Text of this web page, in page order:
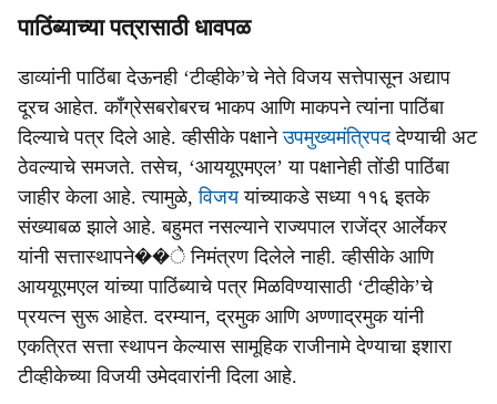
पाठिंब्याच्या पत्रासाठी धावपळ
डाव्यांनी पाठिंबा देऊनही ‘टीव्हीके’चे नेते विजय सत्तेपासून अद्याप
दूरच आहेत. काँग्रेसबरोबरच भाकप आणि माकपने त्यांना पाठिंबा
दिल्याचे पत्र दिले आहे. व्हीसीके पक्षानेउपमुख्यमंत्रिपददेण्याची अट
ठेवल्याचे समजते. तसेच, ‘आययूएमएल’ या पक्षानेही तोंडी पाठिंबा
जाहीर केला आहे. त्यामुळे, विजययांच्याकडे सध्या ११६ इतके
संख्याबळ झाले आहे. बहुमत नसल्याने राज्यपाल राजेंद्र आर्लेकर
यांनी सत्तास्थापने��े निमंत्रण दिलेले नाही. व्हीसीके आणि
आययूएमएल यांच्या पाठिंब्याचे पत्र मिळविण्यासाठी ‘टीव्हीके’चे
प्रयत्न सुरू आहेत. दरम्यान, द्रमुक आणि अण्णाद्रमुक यांनी
एकत्रित सत्ता स्थापन केल्यास सामूहिक राजीनामे देण्याचा इशारा
टीव्हीकेच्या विजयी उमेदवारांनी दिला आहे.